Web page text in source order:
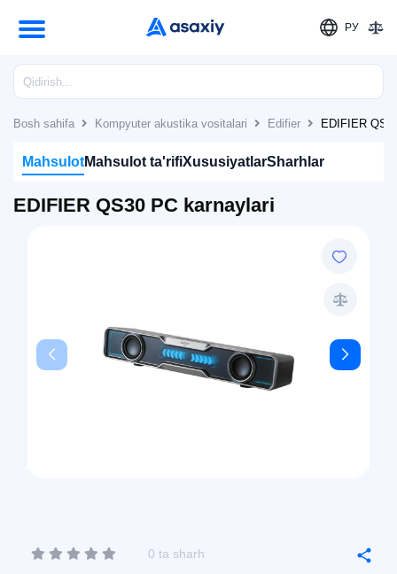
РУ
Bosh sahifa Kompyuter akustika vositalari Edifier EDIFIER
MahsulotMahsulot ta'rifiXususiyatlarSharhlar
EDIFIER QS30 PC karnaylari
0 ta sharh